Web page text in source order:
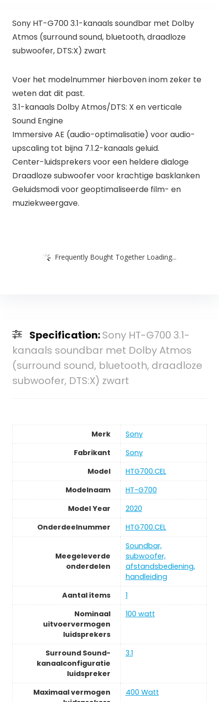
Sony HT-G700 3.1-kanaals soundbar met Dolby
Atmos (surround sound, bluetooth, draadloze
subwoofer, DTS:X) zwart
Voer het modelnummer hierboven inom zeker te
weten dat dit past.
3.1-kanaals Dolby Atmos/DTS: X en verticale
Sound Engine
Immersive AE (audio-optimalisatie) voor audio-
upscaling tot bijna 7.1.2-kanaals geluid.
Center-luidsprekers voor een heldere dialoge
Draadloze subwoofer voor krachtige basklanken
Geluidsmodi voor geoptimaliseerde film- en
muziekweergave.
Frequently Bought Together Loading...
Specification:Sony HT-G700 3.1-
kanaals soundbar met Dolby Atmos
(surround sound, bluetooth, draadloze
subwoofer, DTS:X) zwart
Merk
Sony
Fabrikant
Sony
Model
HTG700.CEL
Modelnaam
HT-G700
Model Year
2020
Onderdeelnummer
HTG700.CEL
Meegeleverde
onderdelen
Soundbar,
subwoofer,
afstandsbediening,
handleiding
Aantal items
1
Nominaal
uitvoervermogen
luidsprekers
100 watt
Surround Sound-
kanaalconfiguratie
luidspreker
3.1
Maximaal vermogen
400 Watt